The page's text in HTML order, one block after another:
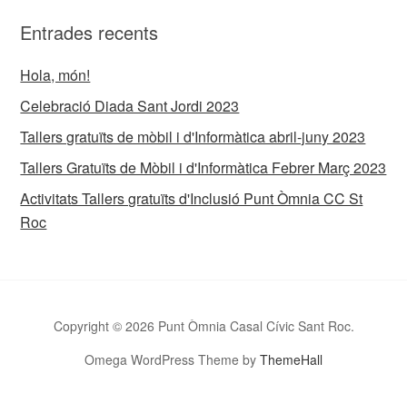
Entrades recents
Hola, món!
Celebració Diada Sant Jordi 2023
Tallers gratuïts de mòbil i d'Informàtica abril-juny 2023
Tallers Gratuïts de Mòbil i d'Informàtica Febrer Març 2023
Activitats Tallers gratuïts d'Inclusió Punt Òmnia CC St
Roc
Copyright © 2026 Punt Òmnia Casal Cívic Sant Roc.
Omega WordPress Theme by ThemeHall